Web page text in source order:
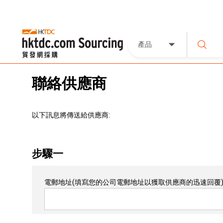
產品
聯絡供應商
以下訊息將傳送給供應商:
步驟一
電郵地址(填寫您的公司電郵地址以獲取供應商的迅速回覆)